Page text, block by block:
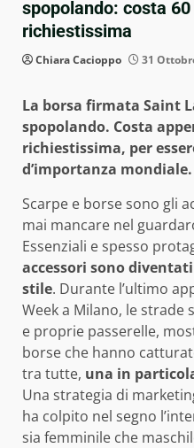
spopolando: costa
richiestissima
Chiara Cacioppo 31
La borsa firmata Saint
spopolando. Costa
richiestissima, per
d’importanza mondiale.
Scarpe e borse sono gli
mai mancare nel
Essenziali e spesso
accessori sono
stile. Durante l’ultimo
Week a Milano, le
e proprie passerelle,
borse che hanno
tra tutte, una in
Una strategia di
ha colpito nel segno
sia femminile che